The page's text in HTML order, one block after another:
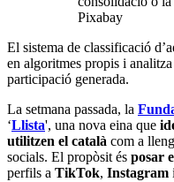
Pixabay
El sistema de classificació
en algoritmes propis i
participació generada.
La setmana passada, la
‘Llista', una nova eina que
utilitzen el català com a
socials. El propòsit és posar
perfils a TikTok, Instagram